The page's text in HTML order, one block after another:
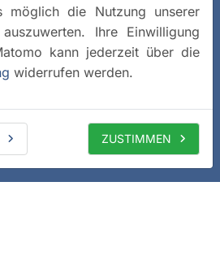
möglich die Nutzung unserer
Ihre Einwilligung
kann jederzeit über die
widerrufen werden.
ZUSTIMMEN